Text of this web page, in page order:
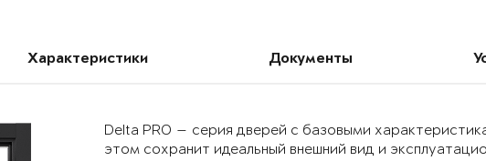
Характеристики Документы
Delta PRO — серия дверей с базовыми
этом сохранит идеальный внешний вид и